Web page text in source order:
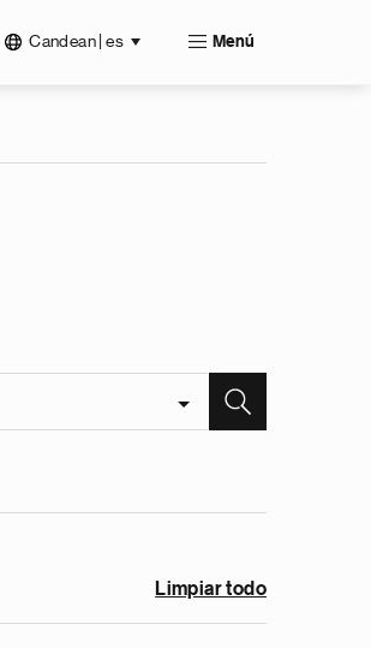
Candean | es Menú
Limpiar todo